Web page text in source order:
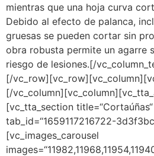
mientras que una hoja curva
Debido al efecto de palanca,
gruesas se pueden cortar sin
obra robusta permite un agarre
riesgo de lesiones.[/
[/
[/
[vc_tta_section title=“Cortaúñas“
tab_id=“1659117216722-
[vc_images_carousel